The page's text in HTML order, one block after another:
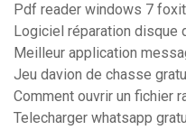
Pdf reader windows 7 foxit
Logiciel réparation disque
Meilleur application
Jeu davion de chasse
Comment ouvrir un fichier
Telecharger whatsapp